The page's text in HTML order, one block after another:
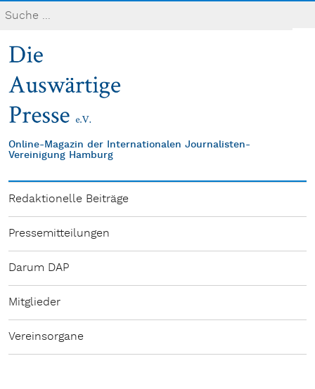
Online-Magazin der Internationalen Journalisten-
Vereinigung Hamburg
Redaktionelle Beiträge
Pressemitteilungen
Darum DAP
Mitglieder
Vereinsorgane